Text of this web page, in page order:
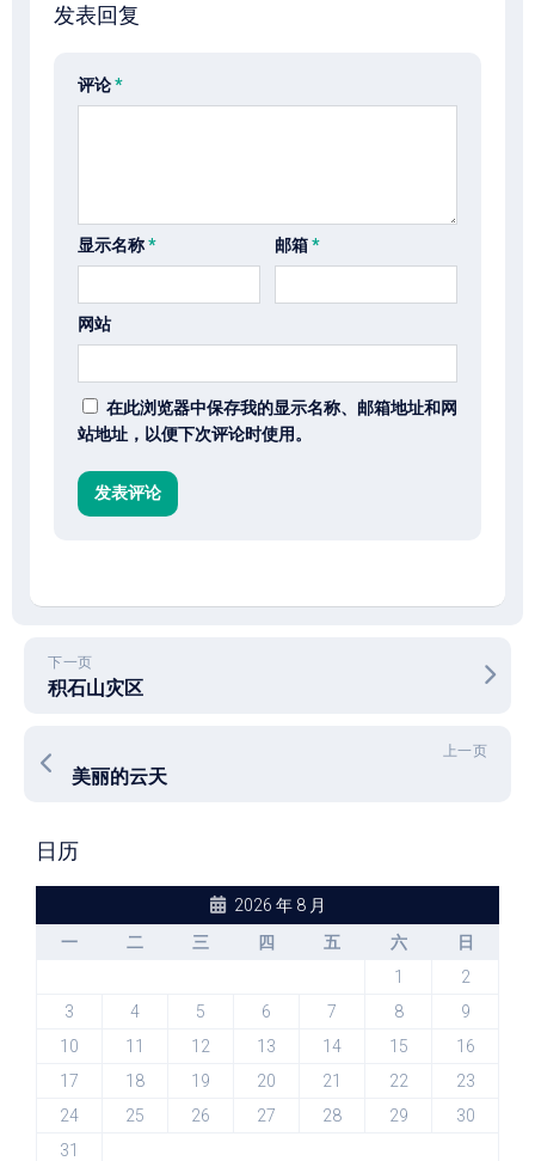
发表回复
评论*
显示名称* 邮箱*
网站
在此浏览器中保存我的显示名称、邮箱地址和网
站地址，以便下次评论时使用。
下一页
积石山灾区
上一页
美丽的云天
日历
2026 年 8 月
一
二 三 四 五 六
日
1
2
3
4 5 6 7 8
9
10
11 12 13 14 15
16
17
18 19 20 21 22
23
24
25 26 27 28 29
30
31